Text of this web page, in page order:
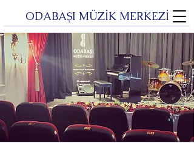
ODABAŞI MÜZİK MERKEZİ